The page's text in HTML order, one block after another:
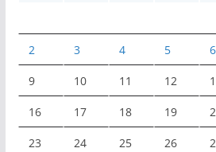
2 3 4 5 6
9 10 11 12
16 17 18 19
23 24 25 26